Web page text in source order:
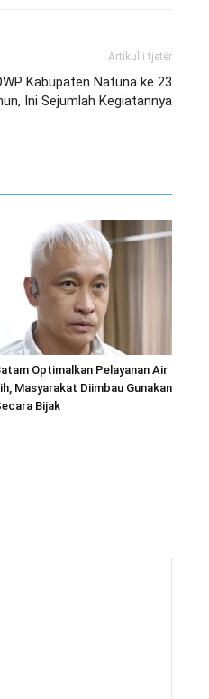
Artikulli tjetër
Kabupaten Natuna ke 23
Ini Sejumlah Kegiatannya
Optimalkan Pelayanan Air
Masyarakat Diimbau Gunakan
Bijak